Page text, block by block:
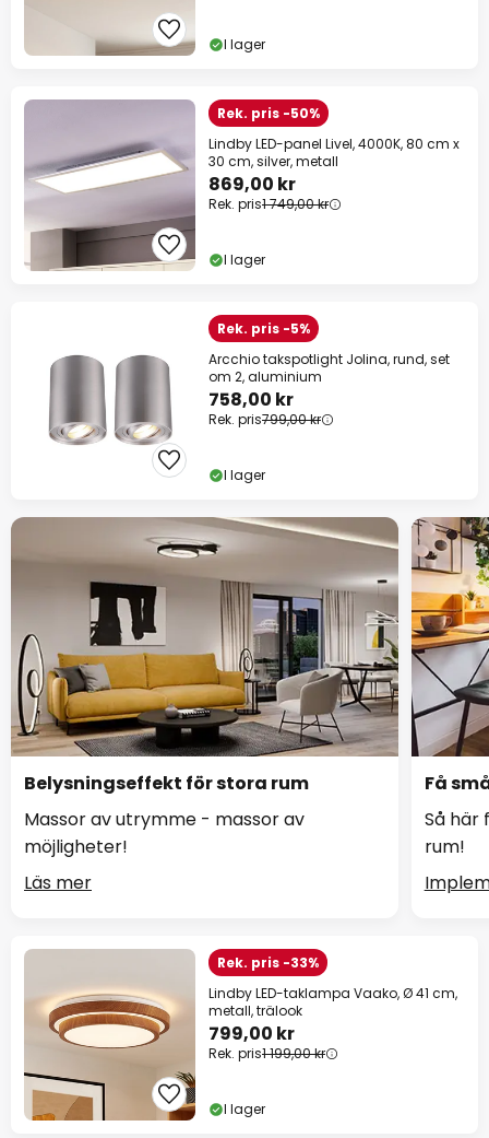
I lager
Rek. pris -50%
Lindby LED-panel Livel, 4000K, 80 cm x
30 cm, silver, metall
869,00 kr
Rek. pris1 749,00 kr
I lager
Rek. pris -5%
Arcchio takspotlight Jolina, rund, set
om 2, aluminium
758,00 kr
Rek. pris799,00 kr
I lager
Belysningseffekt för stora rum
Massor av utrymme - massor av
möjligheter!
Läs mer
Få
Så här
rum!
Rek. pris -33%
Lindby LED-taklampa Vaako, Ø 41 cm,
metall, trälook
799,00 kr
Rek. pris1 199,00 kr
I lager